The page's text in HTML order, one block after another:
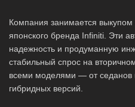
Компания занимается
японского бренда Infiniti. Эти
надежность и продуманную
стабильный спрос на
всеми моделями — от седанов
гибридных версий.